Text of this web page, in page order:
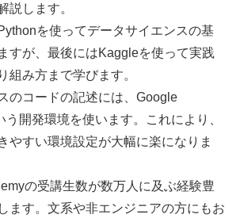
説します。
を使ってデータサイエンスの基
すが、最後にはKaggleを使って実践
組み方まで学びます。
のコードの記述には、Google
開発環境を使います。これにより、
やすい環境設定が大幅に楽になりま
の受講生数が数万人に及ぶ経験豊
ます。文系や非エンジニアの方にもお